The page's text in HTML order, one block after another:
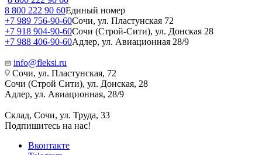
8 800 222 90 60Единый номер
+7 989 756-90-60Сочи, ул. Пластунская 72
+7 918 904-90-60Сочи (Строй-Сити), ул. Донская 28
+7 988 406-90-60Адлер, ул. Авиационная 28/9
info@fleksi.ru
Сочи, ул. Пластунская, 72
Сочи (Строй Сити), ул. Донская, 28
Адлер, ул. Авиационная, 28/9
Склад, Сочи, ул. Труда, 33
Подпишитесь на нас!
Вконтакте